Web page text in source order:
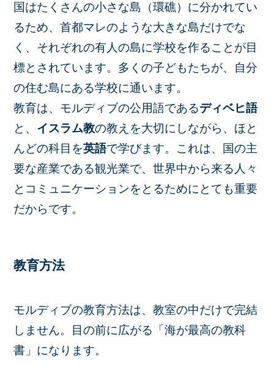
国はたくさんの小さな島（環礁）に分かれてい
るため、首都マレのような大きな島だけでな
く、それぞれの有人の島に学校を作ることが目
標とされています。多くの子どもたちが、自分
の住む島にある学校に通います。
教育は、モルディブの公用語であるディベヒ語
と、 イスラム教の教えを大切にしながら、ほと
んどの科目を英語で学びます。これは、国の主
要な産業である観光業で、世界中から来る人々
とコミュニケーションをとるためにとても重要
だからです。
教育方法
モルディブの教育方法は、教室の中だけで完結
しません。目の前に広がる「海が最高の教科
書」になります。